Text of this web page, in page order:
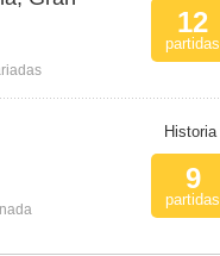
12
partidas
Historia
9
partidas